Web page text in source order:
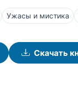
Ужасы и мистика
Скачать